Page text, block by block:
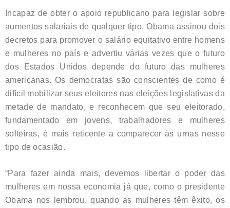
Incapaz de obter o apoio republicano para legislar sobre
aumentos salariais de qualquer tipo, Obama assinou dois
decretos para promover o salário equitativo entre homens
e mulheres no país e advertiu várias vezes que o futuro
dos Estados Unidos depende do futuro das mulheres
americanas. Os democratas são conscientes de como é
difícil mobilizar seus eleitores nas eleições legislativas da
metade de mandato, e reconhecem que seu eleitorado,
fundamentado em jovens, trabalhadores e mulheres
solteiras, é mais reticente a comparecer às urnas nesse
tipo de ocasião.
“Para fazer ainda mais, devemos libertar o poder das
mulheres em nossa economia já que, como o presidente
Obama nos lembrou, quando as mulheres têm êxito, os